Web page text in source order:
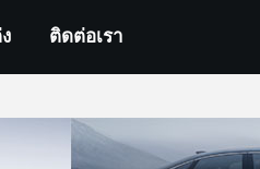
ติดต่อเรา